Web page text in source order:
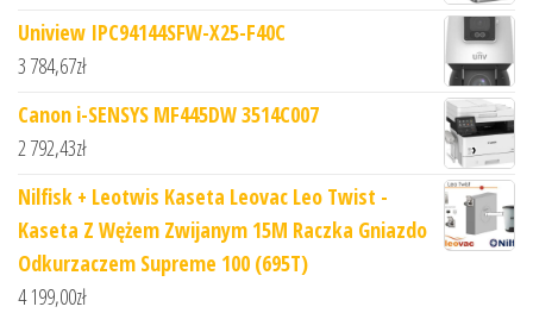
Uniview IPC94144SFW-X25-F40C
3 784,67zł
Canon i-SENSYS MF445DW 3514C007
2 792,43zł
Nilfisk + Leotwis Kaseta Leovac Leo Twist -
Kaseta Z Wężem Zwijanym 15M Raczka Gniazdo
Odkurzaczem Supreme 100 (695T)
4 199,00zł